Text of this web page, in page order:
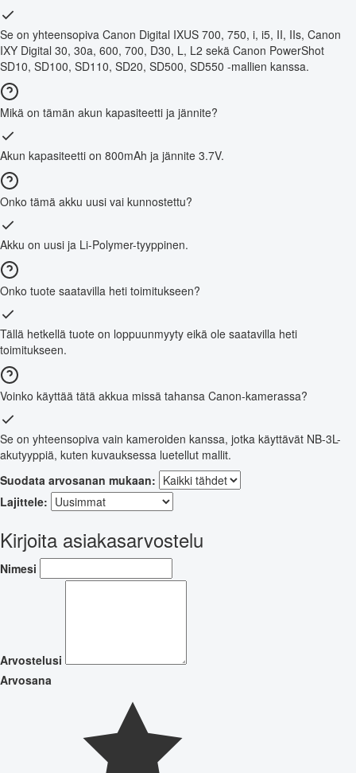
Se on yhteensopiva Canon Digital IXUS 700, 750, i, i5, II, IIs, Canon
IXY Digital 30, 30a, 600, 700, D30, L, L2 sekä Canon PowerShot
SD10, SD100, SD110, SD20, SD500, SD550 -mallien kanssa.
Mikä on tämän akun kapasiteetti ja jännite?
Akun kapasiteetti on 800mAh ja jännite 3.7V.
Onko tämä akku uusi vai kunnostettu?
Akku on uusi ja Li-Polymer-tyyppinen.
Onko tuote saatavilla heti toimitukseen?
Tällä hetkellä tuote on loppuunmyyty eikä ole saatavilla heti
toimitukseen.
Voinko käyttää tätä akkua missä tahansa Canon-kamerassa?
Se on yhteensopiva vain kameroiden kanssa, jotka käyttävät NB-3L-
akutyyppiä, kuten kuvauksessa luetellut mallit.
Suodata arvosanan mukaan:
Lajittele:
Kirjoita asiakasarvostelu
Nimesi
Arvostelusi
Arvosana